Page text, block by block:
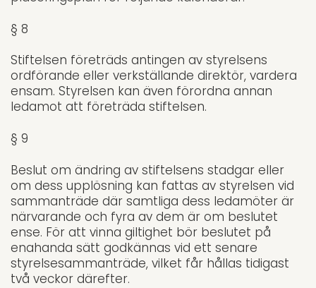
§ 8
Stiftelsen företräds antingen av styrelsens
ordförande eller verkställande direktör, vardera
ensam. Styrelsen kan även förordna annan
ledamot att företräda stiftelsen.
§ 9
Beslut om ändring av stiftelsens stadgar eller
om dess upplösning kan fattas av styrelsen vid
samman­träde där samtliga dess ledamöter är
närvarande och fyra av dem är om beslutet
ense. För att vinna giltighet bör beslutet på
enahanda sätt godkännas vid ett senare
styrelsesammanträde, vilket får hållas tidigast
två veckor därefter.